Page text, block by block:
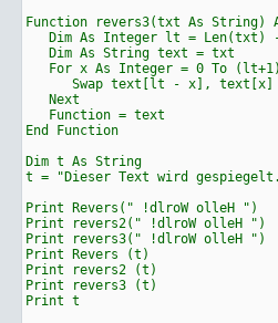
Function revers3(txt As String)
Dim As Integer lt = Len(txt)
Dim As String text = txt
For x As Integer = 0 To
Swap text[lt - x], text[x]
Next
Function = text
End Function
Dim t As String
t = "Dieser Text wird
Print Revers(" !dlroW olleH ")
Print revers2(" !dlroW olleH ")
Print revers3(" !dlroW olleH ")
Print Revers (t)
Print revers2 (t)
Print revers3 (t)
Print t